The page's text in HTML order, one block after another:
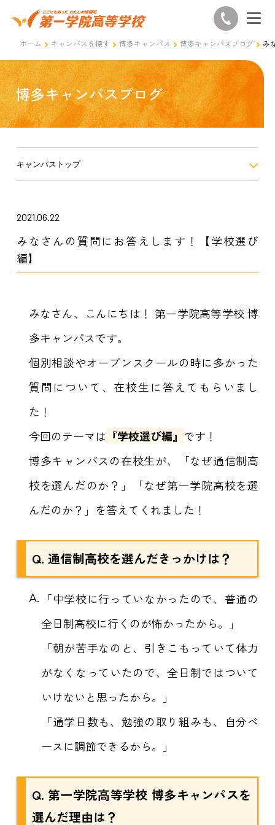
ホーム キャンパスを探す 博多キャンパス 博多キャンパスブログ み
博多キャンパスブログ
キャンパストップ
2021.06.22
みなさんの質問にお答えします！【学校選び
編】
みなさん、こんにちは！ 第一学院高等学校 博
多キャンパスです。
個別相談やオープンスクールの時に多かった
質問について、在校生に答えてもらいまし
た！
今回のテーマは 『学校選び編』 です！
博多キャンパスの在校生が、「なぜ通信制高
校を選んだのか？」「なぜ第一学院高校を選
んだのか？」を答えてくれました！
Q. 通信制高校を選んだきっかけは？
A.
「中学校に行っていなかったので、普通の
全日制高校に行くのが怖かったから。」
「朝が苦手なのと、引きこもっていて体力
がなくなっていたので、全日制ではついて
いけないと思ったから。」
「通学日数も、勉強の取り組みも、自分ペ
ースに調節できるから。」
Q. 第一学院高等学校 博多キャンパスを
選んだ理由は？